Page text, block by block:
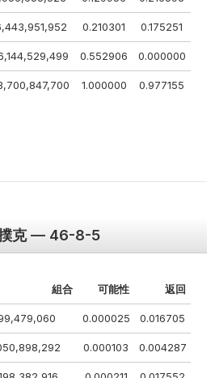
0.210301 0.175251
0.552906 0.000000
1.000000 0.977155
克 — 46-8-5
組合 可能性 返回
0.000025 0.016705
0.000103 0.004287